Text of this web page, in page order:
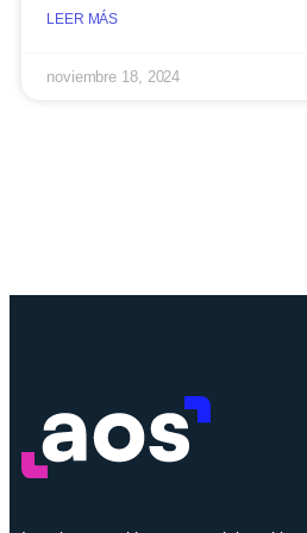
LEER MÁS
noviembre 18, 2024